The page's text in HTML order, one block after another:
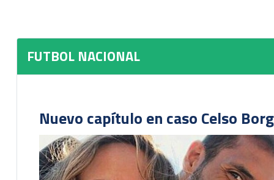
FUTBOL NACIONAL
Nuevo capítulo en caso Celso